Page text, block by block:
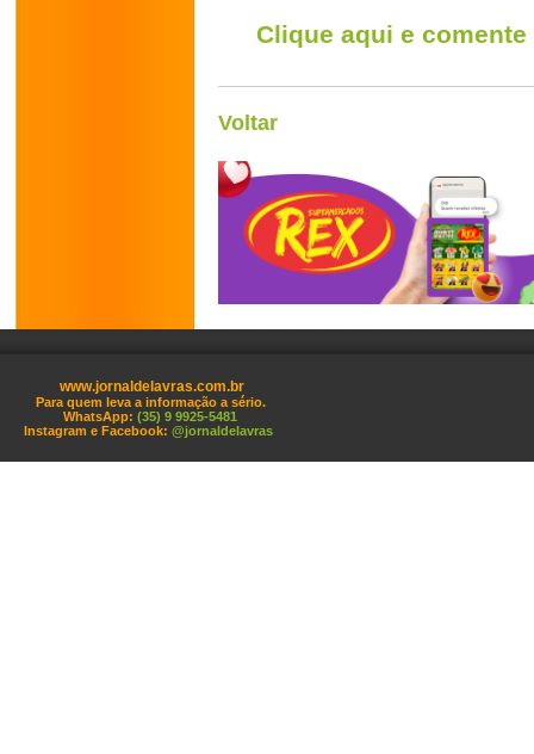
Clique aqui e
Voltar
www.jornaldelavras.com.br
Para quem leva a informação a sério.
WhatsApp: (35) 9 9925-5481
Instagram e Facebook: @jornaldelavras